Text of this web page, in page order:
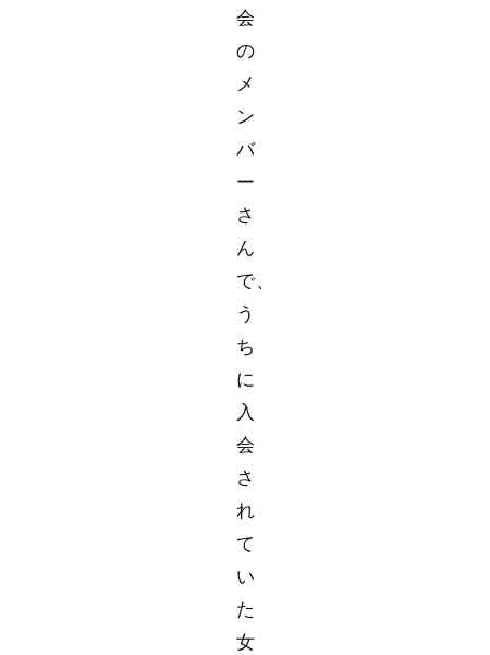
会
の
メ
ン
バ
ー
さ
ん
で、
う
ち
に
入
会
さ
れ
て
い
た
女